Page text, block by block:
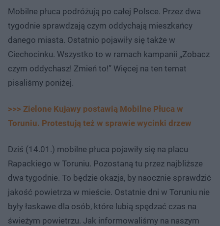
Mobilne płuca podróżują po całej Polsce. Przez dwa
tygodnie sprawdzają czym oddychają mieszkańcy
danego miasta. Ostatnio pojawiły się także w
Ciechocinku. Wszystko to w ramach kampanii „Zobacz
czym oddychasz! Zmień to!” Więcej na ten temat
pisaliśmy poniżej.
>>> Zielone Kujawy postawią Mobilne Płuca w
Toruniu. Protestują też w sprawie wycinki drzew
Dziś (14.01.) mobilne płuca pojawiły się na placu
Rapackiego w Toruniu. Pozostaną tu przez najbliższe
dwa tygodnie. To będzie okazja, by naocznie sprawdzić
jakość powietrza w mieście. Ostatnie dni w Toruniu nie
były łaskawe dla osób, które lubią spędzać czas na
świeżym powietrzu. Jak informowaliśmy na naszym